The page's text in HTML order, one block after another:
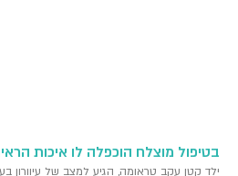
בטיפול מוצלח הוכפלה לו איכות
ילד קטן עקב טראומה, הגיע למצב של עיוורון